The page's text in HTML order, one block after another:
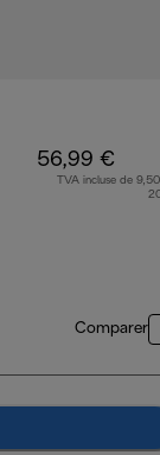
56,99 €
TVA incluse de
Comparer